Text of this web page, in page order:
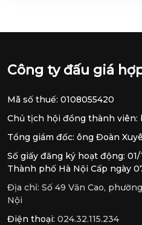
Công ty đấu giá
Mã số thuế: 0108055420
Chủ tịch hội đồng thành viên:
Tổng giám đốc: ông Đoàn
Số giấy đăng ký hoạt động:
Thành phố Hà Nội Cấp ngày
Địa chỉ: Số 49 Văn Cao,
Nội
Điện thoại: 024.32.115.234